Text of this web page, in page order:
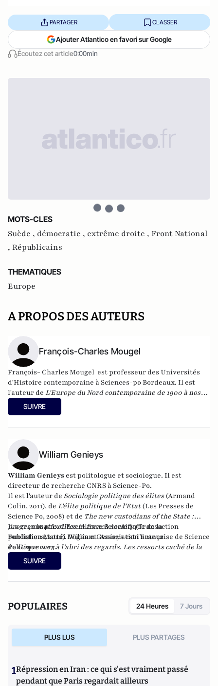
Écoutez cet article0:00min
PARTAGER CLASSER
Ajouter Atlantico en favori sur Google
MOTS-CLES
Suède , démocratie , extrême droite , Front National
, Républicains
THEMATIQUES
Europe
A PROPOS DES AUTEURS
François-Charles Mougel
François- Charles Mougel est professeur des Universités
d'Histoire contemporaine à Sciences-po Bordeaux. Il est
l'auteur de L'Europe du Nord contemporaine de 1900 à nos
joursaux éditions Ellipses (2006) et de
relations internationales. De la fin du XVIIIème siècle à
SUIVRE
William Genieys
William Genieys est politologue et sociologue. Il est
directeur de recherche CNRS à Science-Po.
Il est l'auteur de Sociologie politique des élites (Armand
Colin, 2011), de L'élite politique de l'Etat(Les Presses de
Science Po, 2008) et de The new custodians of the State :
programmatic elites in french society(Transaction
publishers, 2010). William Genieys est l’auteur
deGouverner à l’abri des regards. Les ressorts caché de la
réussite de l’Obamacare
2020])
Il a reçu le prix d’Excellence Scientifique de la
Fondation Mattéi Dogan et Association Française de Science
Politique 2013.
SUIVRE
POPULAIRES 24 Heures 7 Jours
PLUS LUS PLUS PARTAGES
1Répression en Iran : ce qui s'est vraiment passé
pendant que Paris regardait ailleurs